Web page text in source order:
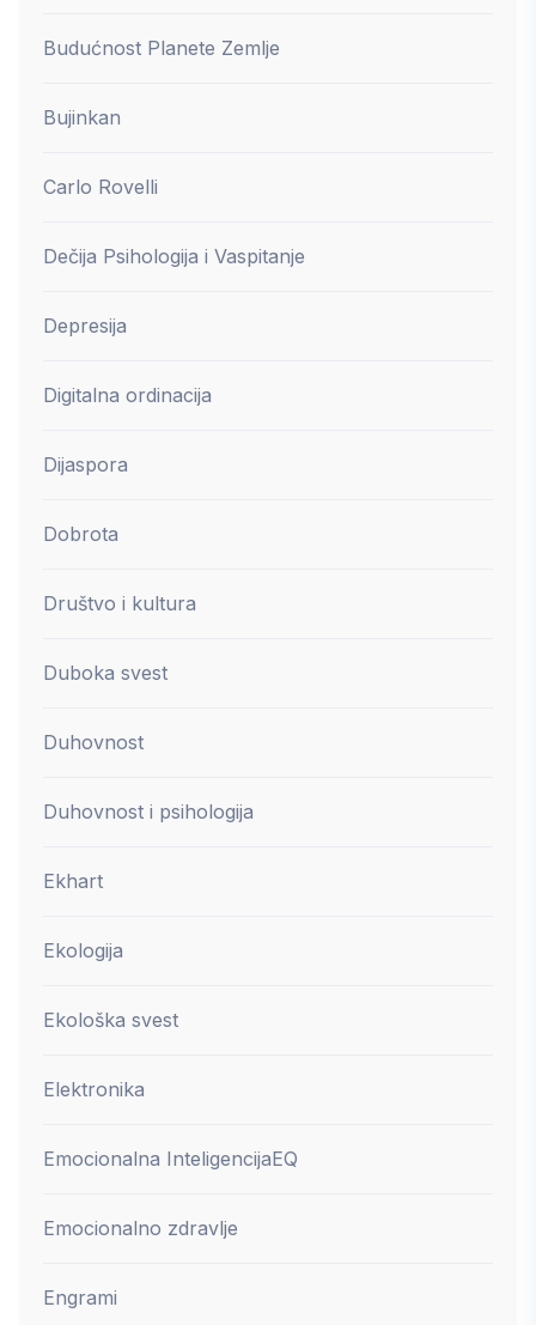
Budućnost Planete Zemlje
Bujinkan
Carlo Rovelli
Dečija Psihologija i Vaspitanje
Depresija
Digitalna ordinacija
Dijaspora
Dobrota
Društvo i kultura
Duboka svest
Duhovnost
Duhovnost i psihologija
Ekhart
Ekologija
Ekološka svest
Elektronika
Emocionalna InteligencijaEQ
Emocionalno zdravlje
Engrami